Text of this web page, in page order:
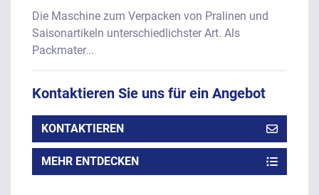
Die Maschine zum Verpacken von Pralinen und
Saisonartikeln unterschiedlichster Art. Als
Packmater...
Kontaktieren Sie uns für ein Angebot
KONTAKTIEREN
MEHR ENTDECKEN